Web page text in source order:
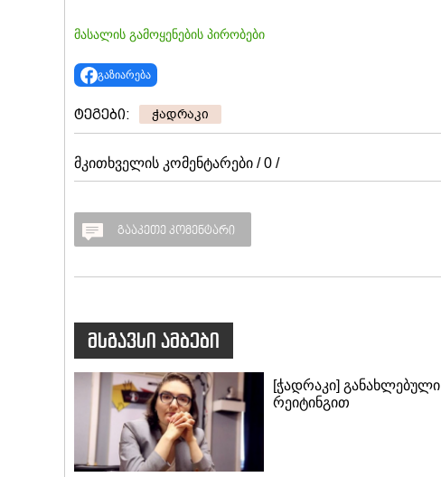
მასალის გამოყენების პირობები
გაზიარება
ტეგები: ჭადრაკი
მკითხველის კომენტარები / 0 /
გააკეთე კომენტარი
მსგავსი ამბები
[ჭადრაკი] განახლებული
რეიტინგით